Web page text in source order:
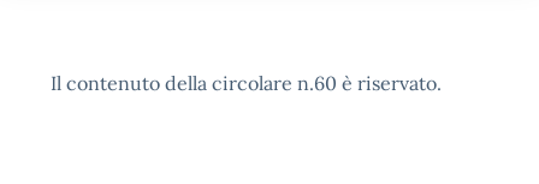
Il contenuto della circolare n.60 è riservato.